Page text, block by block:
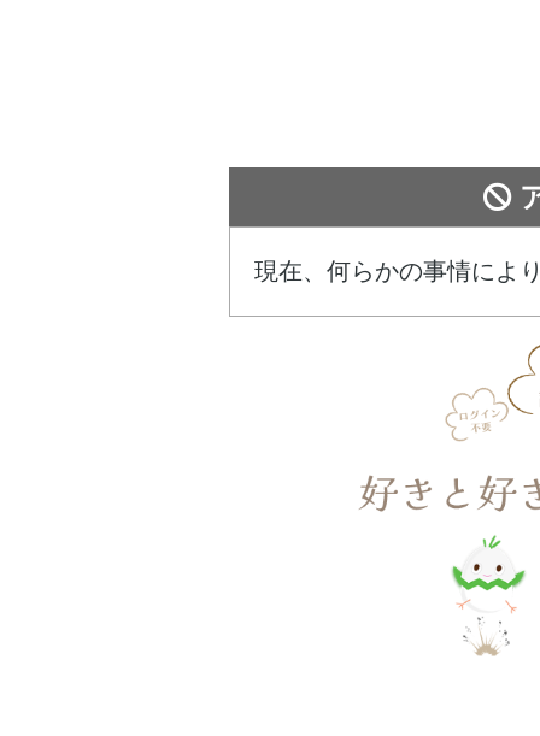
現在、何らかの事情によ